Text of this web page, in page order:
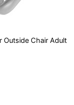
Outside Chair Adult